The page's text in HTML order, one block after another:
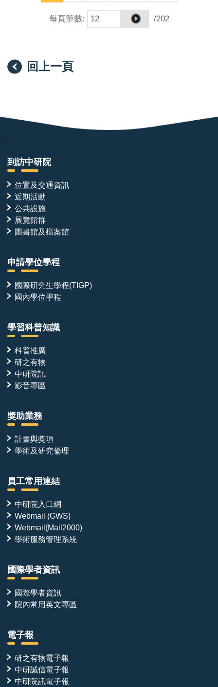
子，但其價值必須經由蛋白質表現與純化、生物物理定
量、生化重組反應與結構解析逐一檢證。計算設計平台
所開發之設計蛋白質，除作為解析酵素活化與調控機制
的分子工具外，亦具備發展為專一性抑制劑或標的蛋白
化重組與結構層次完整驗證的分子，將進一步與細胞生
物學實驗室合作，推進至細胞模式與疾病模式之功能驗
證。本職位所產出的分子與數據，即為銜接分子設計與
轉譯應用的起點。
跨團隊合作
角色。分子產出與實驗數據將同時對接：
●計算設計團隊——回饋親和力、專一性與結構資訊，
驅動下一輪設計迭代
之數據收集與結構解析
●細胞生物學合作團隊——將經生化與結構驗證之分子
導入細胞系統，檢驗其對泛素化修飾與下游訊息路徑之
調控效果，並進一步延伸至疾病相關模式
●國內外學術合作單位——共同推動方法開發與轉譯應
用
化重組—結構解析—細胞功能—疾病調控」的完整鏈
研究環境
實驗平台包括冷凍電子顯微鏡、蛋白質結晶學、AI 加速
之 NMR 數據收集與分析、HDX-MS、ITC/BLI，以及酵
母菌表面呈現（yeast surface display, YSD）篩選與親
Biology（2023）、JACS（2026）、Journal of
Biological Chemistry（2025）、Journal of Molecular
Biology（2023）與 Protein Science（2026）。
–2030）、人工智慧與蛋白質設計計畫（2025–
人），提供穩定的研究環境與多元的跨領域合作機會。
每頁筆數: /202
回上一頁
:::
到訪中研院
位置及交通資訊
近期活動
公共設施
展覽館群
圖書館及檔案館
申請學位學程
國際研究生學程(TIGP)
國內學位學程
學習科普知識
科普推廣
研之有物
中研院訊
影音專區
獎助業務
計畫與獎項
學術及研究倫理
員工常用連結
中研院入口網
Webmail (GWS)
Webmail(Mail2000)
學術服務管理系統
國際學者資訊
國際學者資訊
院內常用英文專區
電子報
研之有物電子報
中研誠信電子報
中研院訊電子報